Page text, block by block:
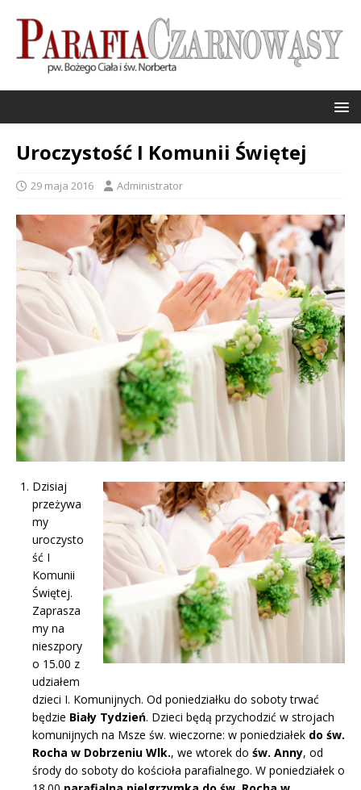
Uroczystość I Komunii Świętej
29 maja 2016 Administrator
Dzisiaj
przeżywa
my
uroczysto
ść I
Komunii
Świętej.
Zaprasza
my na
nieszpory
o 15.00 z
udziałem
dzieci I. Komunijnych. Od poniedziałku do soboty trwać
będzie Biały Tydzień. Dzieci będą przychodzić w strojach
komunijnych na Msze św. wieczorne: w poniedziałek do św.
Rocha w Dobrzeniu Wlk., we wtorek do św. Anny, od
środy do soboty do kościoła parafialnego. W poniedziałek o